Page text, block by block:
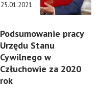
25.01.2021
Podsumowanie pracy
Urzędu Stanu
Cywilnego w
Człuchowie za 2020
rok